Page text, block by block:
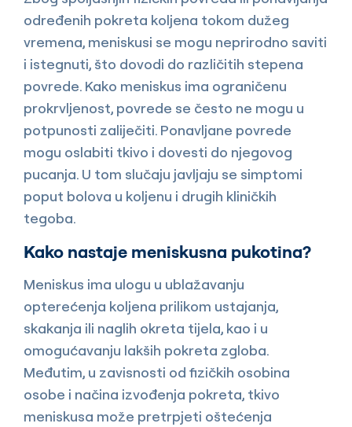
određenih pokreta koljena tokom dužeg
vremena, meniskusi se mogu neprirodno saviti
i istegnuti, što dovodi do različitih stepena
povrede. Kako meniskus ima ograničenu
prokrvljenost, povrede se često ne mogu u
potpunosti zaliječiti. Ponavljane povrede
mogu oslabiti tkivo i dovesti do njegovog
pucanja. U tom slučaju javljaju se simptomi
poput bolova u koljenu i drugih kliničkih
tegoba.
Kako nastaje meniskusna pukotina?
Meniskus ima ulogu u ublažavanju
opterećenja koljena prilikom ustajanja,
skakanja ili naglih okreta tijela, kao i u
omogućavanju lakših pokreta zgloba.
Međutim, u zavisnosti od fizičkih osobina
osobe i načina izvođenja pokreta, tkivo
meniskusa može pretrpjeti oštećenja